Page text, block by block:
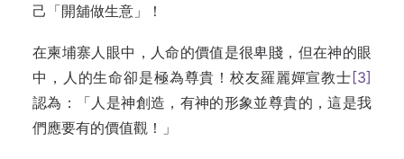
己「開舖做生意」！
在柬埔寨人眼中，人命的價值是很卑賤，但在神的眼
中，人的生命卻是極為尊貴！校友羅麗嬋宣教士 [3]
認為：「人是神創造，有神的形象並尊貴的，這是我
們應要有的價值觀！」